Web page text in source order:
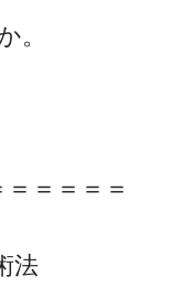
。
＝＝＝＝
法